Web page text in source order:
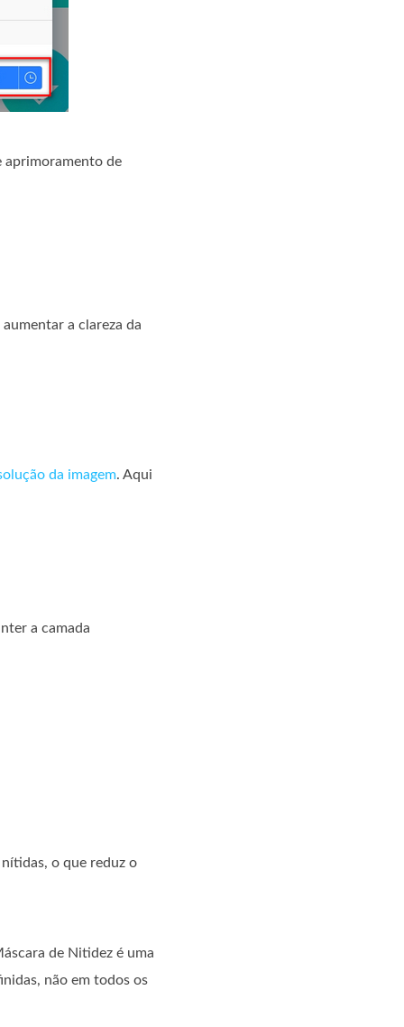
aprimoramento de
a clareza da
da imagem. Aqui
a camada
o que reduz o
de Nitidez é uma
não em todos os